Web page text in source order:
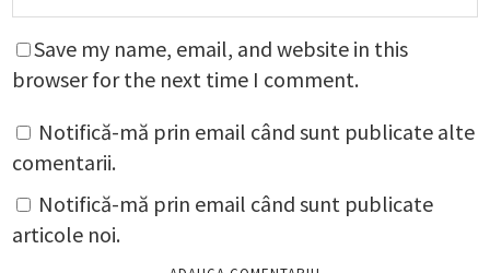
Save my name, email, and website in this
browser for the next time I comment.
Notifică-mă prin email când sunt publicate alte
comentarii.
Notifică-mă prin email când sunt publicate
articole noi.